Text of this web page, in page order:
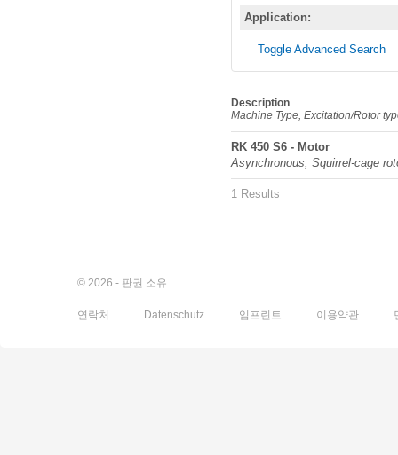
Application:
Toggle Advanced Search
Description
Machine Type, Excitation/Rotor
RK 450 S6 - Motor
Asynchronous, Squirrel-cage
1 Results
© 2026 - 판권 소유
연락처 Datenschutz 임프린트 이용약관